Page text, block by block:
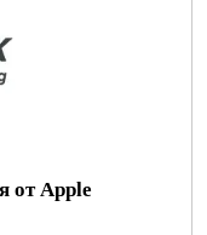
от Apple